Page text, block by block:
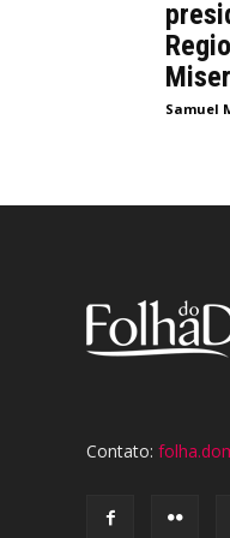
Samuel
Contato: